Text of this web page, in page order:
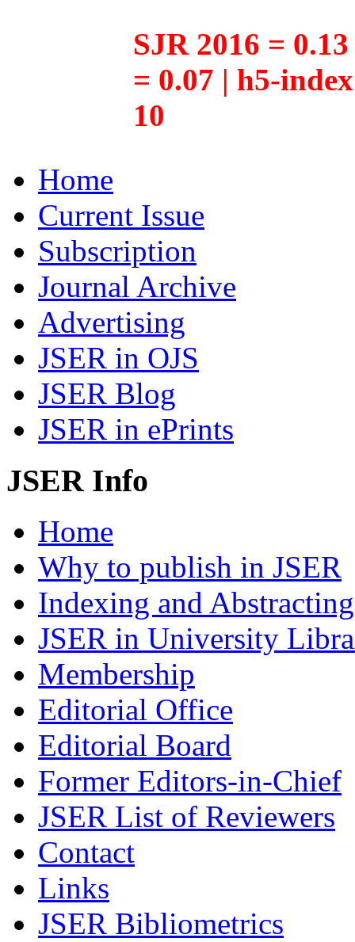
SJR 2016 =
= 0.07 | h5-
10
Home
Current Issue
Subscription
Journal Archive
Advertising
JSER in OJS
JSER Blog
JSER in ePrints
JSER Info
Home
Why to publish in JSER
Indexing and Abstracting
JSER in University
Membership
Editorial Office
Editorial Board
Former Editors-in-Chief
JSER List of Reviewers
Contact
Links
JSER Bibliometrics